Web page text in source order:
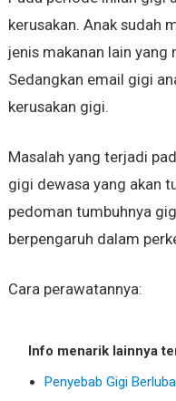
kerusakan. Anak sudah
jenis makanan lain yang
Sedangkan email gigi
kerusakan gigi.
Masalah yang terjadi
gigi dewasa yang akan
pedoman tumbuhnya
berpengaruh dalam
Cara perawatannya:
Info menarik lainnya
Penyebab Gigi